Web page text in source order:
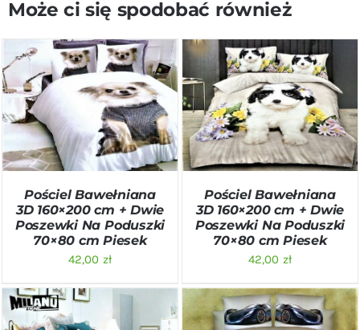
Może ci się spodobać również
DODAJ DO KOSZYKA
/
SZCZEGÓŁY
Pościel Bawełniana
3D 160×200 cm + Dwie
Poszewki Na Poduszki
70×80 cm Piesek
42,00 zł
DODAJ DO KOSZYKA
/
SZCZEGÓŁY
Pościel Bawełniana
3D 160×200 cm + Dwie
Poszewki Na Poduszki
70×80 cm Piesek
42,00 zł